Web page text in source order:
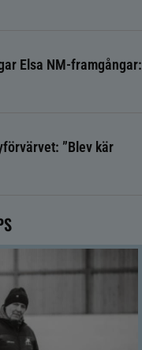
Elsa NM-framgångar:
”Blev kär